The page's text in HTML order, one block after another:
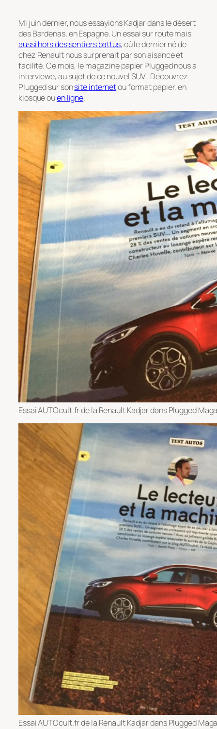
Mi juin dernier, nous essayions Kadjar dans le désert
des Bardenas, en Espagne. Un essai sur route mais
aussi hors des sentiers battus, où le dernier né de
chez Renault nous surprenait par son aisance et
facilité. Ce mois, le magazine papier Plugged nous a
interviewé, au sujet de ce nouvel SUV. Découvrez
Plugged sur sonsite internetou format papier, en
kiosque ouen ligne.
Essai AUTOcult.fr de la Renault Kadjar dans Plugged
Essai AUTOcult.fr de la Renault Kadjar dans Plugged